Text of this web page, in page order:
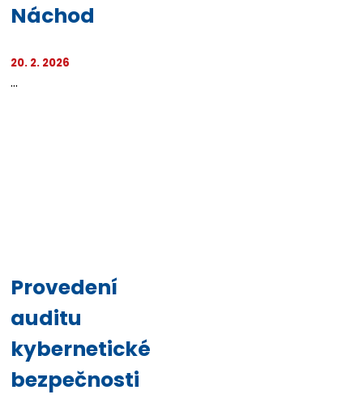
Náchod
20. 2. 2026
...
Provedení
auditu
kybernetické
bezpečnosti